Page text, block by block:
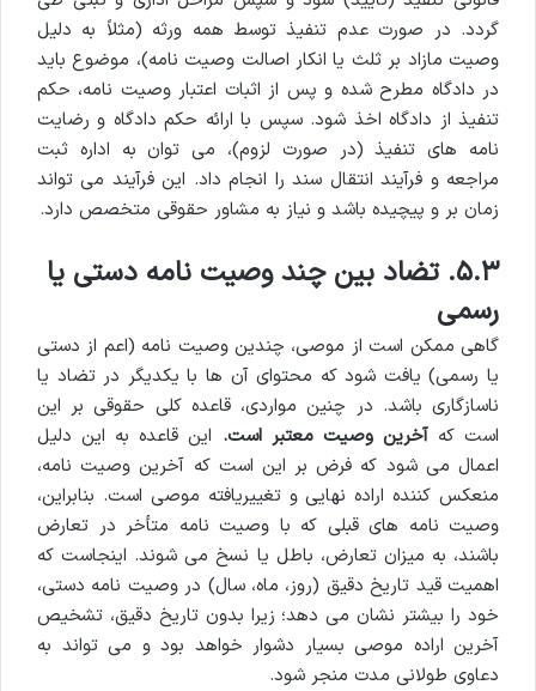
گردد. در صورت عدم تنفیذ توسط همه ورثه (مثلاً به دلیل
وصیت مازاد بر ثلث یا انکار اصالت وصیت نامه)، موضوع باید
در دادگاه مطرح شده و پس از اثبات اعتبار وصیت نامه، حکم
تنفیذ از دادگاه اخذ شود. سپس با ارائه حکم دادگاه و رضایت
نامه های تنفیذ (در صورت لزوم)، می توان به اداره ثبت
مراجعه و فرآیند انتقال سند را انجام داد. این فرآیند می تواند
زمان بر و پیچیده باشد و نیاز به مشاور حقوقی متخصص دارد.
۵.۳. تضاد بین چند وصیت نامه دستی یا
رسمی
گاهی ممکن است از موصی، چندین وصیت نامه (اعم از دستی
یا رسمی) یافت شود که محتوای آن ها با یکدیگر در تضاد یا
ناسازگاری باشد. در چنین مواردی، قاعده کلی حقوقی بر این
است کهآخرین وصیت معتبر است. این قاعده به این دلیل
اعمال می شود که فرض بر این است که آخرین وصیت نامه،
منعکس کننده اراده نهایی و تغییریافته موصی است. بنابراین،
وصیت نامه های قبلی که با وصیت نامه متأخر در تعارض
باشند، به میزان تعارض، باطل یا نسخ می شوند. اینجاست که
اهمیت قید تاریخ دقیق (روز، ماه، سال) در وصیت نامه دستی،
خود را بیشتر نشان می دهد؛ زیرا بدون تاریخ دقیق، تشخیص
آخرین اراده موصی بسیار دشوار خواهد بود و می تواند به
دعاوی طولانی مدت منجر شود.